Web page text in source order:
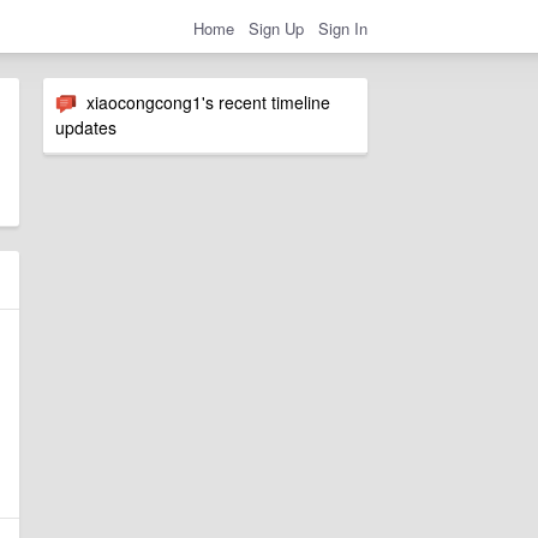
Home Sign Up Sign In
xiaocongcong1's recent timeline
updates